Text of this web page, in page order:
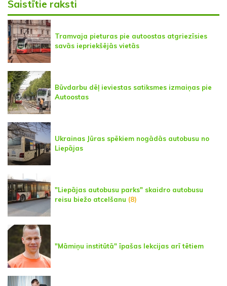
Saistītie raksti
Tramvaja pieturas pie autoostas atgriezīsies
savās iepriekšējās vietās
Būvdarbu dēļ ieviestas satiksmes izmaiņas pie
Autoostas
Ukrainas Jūras spēkiem nogādās autobusu no
Liepājas
"Liepājas autobusu parks" skaidro autobusu
reisu biežo atcelšanu (8)
"Māmiņu institūtā" īpašas lekcijas arī tētiem